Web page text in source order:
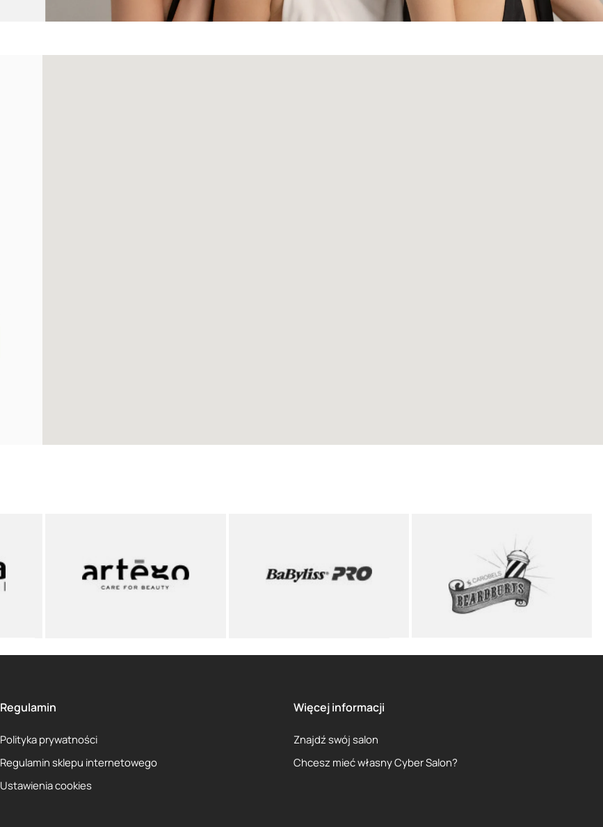
Regulamin
Polityka prywatności
Regulamin sklepu internetowego
Ustawienia cookies
Więcej informacji
Znajdź swój salon
Chcesz mieć własny Cyber Salon?